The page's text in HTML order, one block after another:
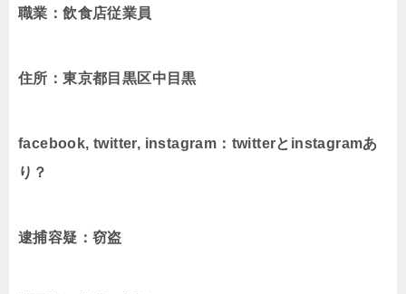
職業：飲食店従業員
住所：東京都目黒区中目黒
facebook, twitter, instagram：twitterとinstagramあ
り？
逮捕容疑：窃盗